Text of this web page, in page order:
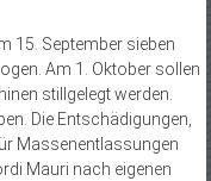
15. September sieben
Am 1. Oktober sollen
stillgelegt werden.
Die Entschädigungen,
Massen­entlassungen
Mauri nach eigenen